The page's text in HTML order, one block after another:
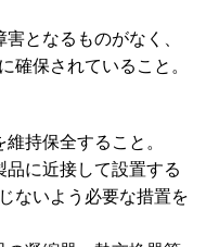
となるものがなく、
確保されていること。
持保全すること。
品に近接して設置する
ないよう必要な措置を